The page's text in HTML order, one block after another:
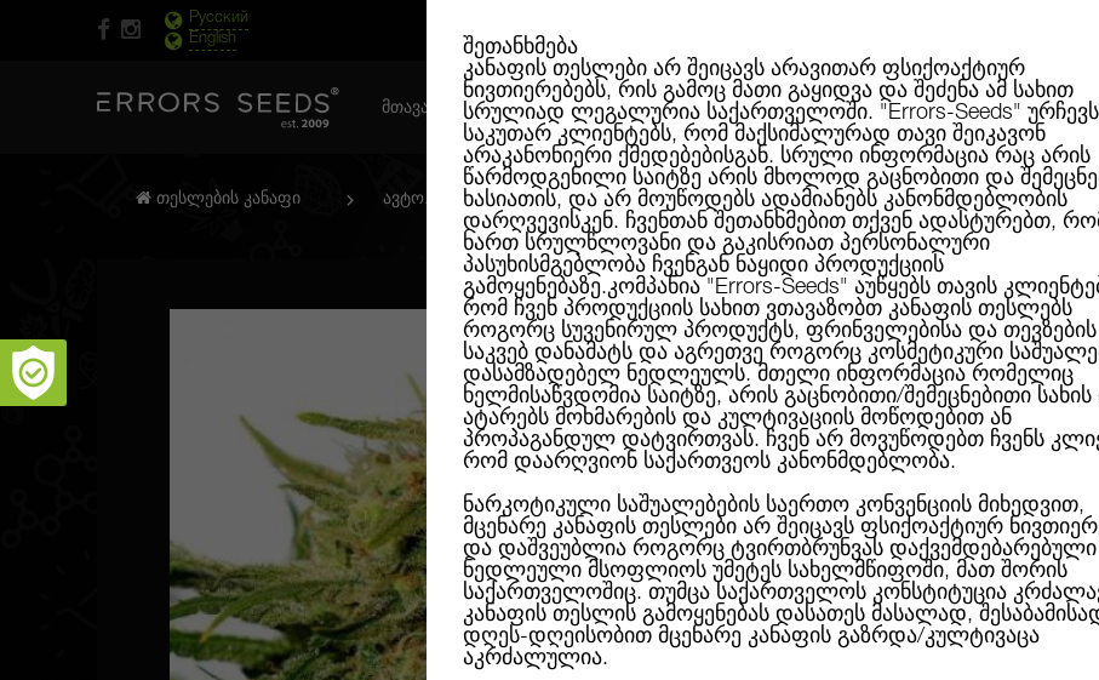
Русский
English
ᲛᲗᲐᲕᲐᲠᲘ ᲒᲕᲔᲠᲓᲘ ABOUT US CATEGORIES ᲑᲠᲔᲜᲓᲔᲑᲘ ᲑᲚᲝᲒᲘ
შეთანხმება
კანაფის თესლები არ შეიცავს არავითარ ფსიქოაქტიურ
ნივთიერებებს, რის გამოც მათი გაყიდვა და შეძენა ამ სახით
სრულიად ლეგალურია საქართველოში. "Errors-Seeds" ურჩევს
საკუთარ კლიენტებს, რომ მაქსიმალურად თავი შეიკავონ
არაკანონიერი ქმედებებისგან. სრული ინფორმაცია რაც არის
წარმოდგენილი საიტზე არის მხოლოდ გაცნობითი და
ხასიათის, და არ მოუწოდებს ადამიანებს კანონმდებლობის
დარღვევისკენ. ჩვენთან შეთანხმებით თქვენ ადასტურებთ,
ხართ სრულწლოვანი და გაკისრიათ პერსონალური
პასუხისმგებლობა ჩვენგან ნაყიდი პროდუქციის
გამოყენებაზე.კომპანია "Errors-Seeds" აუწყებს თავის
რომ ჩვენ პროდუქციის სახით ვთავაზობთ კანაფის თესლებს
როგორც სუვენირულ პროდუქტს, ფრინველებისა და თევზების
საკვებ დანამატს და აგრეთვე როგორც კოსმეტიკური
დასამზადებელ ნედლეულს. მთელი ინფორმაცია რომელიც
ხელმისაწვდომია საიტზე, არის გაცნობითი/შემეცნებითი
ატარებს მოხმარების და კულტივაციის მოწოდებით ან
პროპაგანდულ დატვირთვას. ჩვენ არ მოვუწოდებთ ჩვენს
რომ დაარღვიონ საქართვეოს კანონმდებლობა.
ნარკოტიკული საშუალებების საერთო კონვენციის მიხედვით,
მცენარე კანაფის თესლები არ შეიცავს ფსიქოაქტიურ
და დაშვეუბლია როგორც ტვირთბრუნვას დაქვემდებარებული
ნედლეული მსოფლიოს უმეტეს სახელმწიფოში, მათ შორის
საქართველოშიც. თუმცა საქართველოს კონსტიტუცია
კანაფის თესლის გამოყენებას დასათეს მასალად,
დღეს-დღეისობით მცენარე კანაფის გაზრდა/კულტივაცა
აკრძალულია.
თესლების კანაფი ავტო. ფემინიზირებული BCN Diesel CBD Feminised
BCN DIESEL CBD
114.00ლ არ
ბრენდი: Kannabia
მოცემულ ჯიშში დომინირებს სატივა,
CBD და THC 2:1, რომ ის შეიძლება
მიზნებისათვისაც. გირჩები არის
ჯიშს აქვს დამახასიათებელი